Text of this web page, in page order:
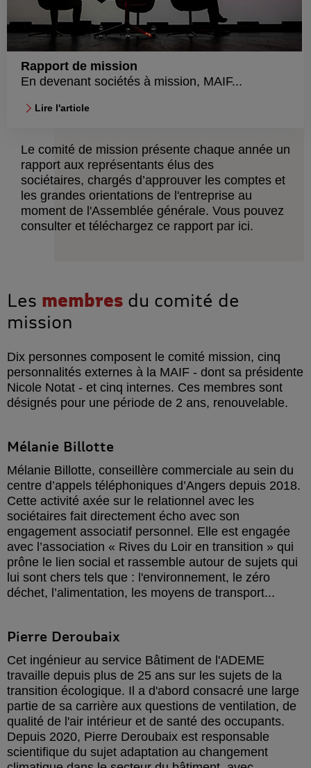
Rapport de mission
En devenant sociétés à mission, MAIF...
Lire l'article
Le comité de mission présente chaque année un
rapport aux représentants élus des
sociétaires, chargés d’approuver les comptes et
les grandes orientations de l'entreprise au
moment de l'Assemblée générale. Vous pouvez
consulter et téléchargez ce rapport par ici.
Les membres du comité de
mission
Dix personnes composent le comité mission, cinq
personnalités externes à la MAIF - dont sa présidente
Nicole Notat - et cinq internes. Ces membres sont
désignés pour une période de 2 ans, renouvelable.
Mélanie Billotte
Mélanie Billotte, conseillère commerciale au sein du
centre d’appels téléphoniques d’Angers depuis 2018.
Cette activité axée sur le relationnel avec les
sociétaires fait directement écho avec son
engagement associatif personnel. Elle est engagée
avec l’association « Rives du Loir en transition » qui
prône le lien social et rassemble autour de sujets qui
lui sont chers tels que : l'environnement, le zéro
déchet, l’alimentation, les moyens de transport...
Pierre Deroubaix
Cet ingénieur au service Bâtiment de l'ADEME
travaille depuis plus de 25 ans sur les sujets de la
transition écologique. Il a d'abord consacré une large
partie de sa carrière aux questions de ventilation, de
qualité de l'air intérieur et de santé des occupants.
Depuis 2020, Pierre Deroubaix est responsable
scientifique du sujet adaptation au changement